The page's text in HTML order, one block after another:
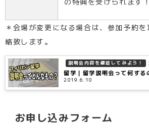
＊会場が変更になる場合は、参加予約
絡致します。
説明会内容を確認してみよう！
留学｜留学説明会って何する
2019.6.10
お申し込みフォーム